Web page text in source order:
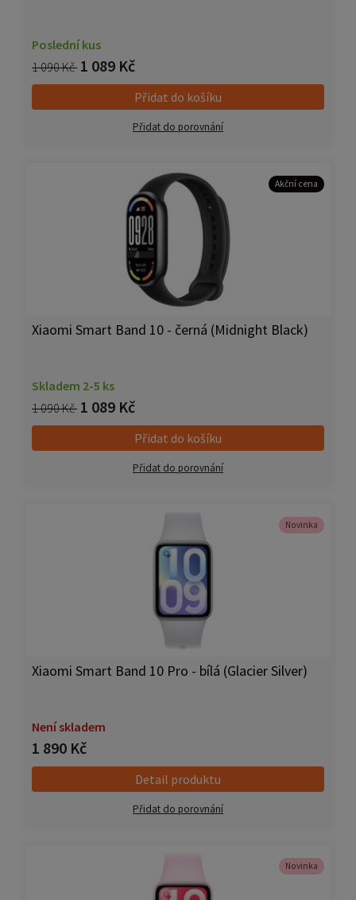
Poslední kus
1 090 Kč 1 089 Kč
Přidat do košíku
Přidat do porovnání
Akční cena
Xiaomi Smart Band 10 - černá (Midnight Black)
Skladem 2-5 ks
1 090 Kč 1 089 Kč
Přidat do košíku
Přidat do porovnání
Novinka
Xiaomi Smart Band 10 Pro - bílá (Glacier Silver)
Není skladem
1 890 Kč
Detail produktu
Přidat do porovnání
Novinka